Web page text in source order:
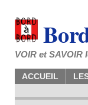
VOIR et SAVOIR
ACCUEIL